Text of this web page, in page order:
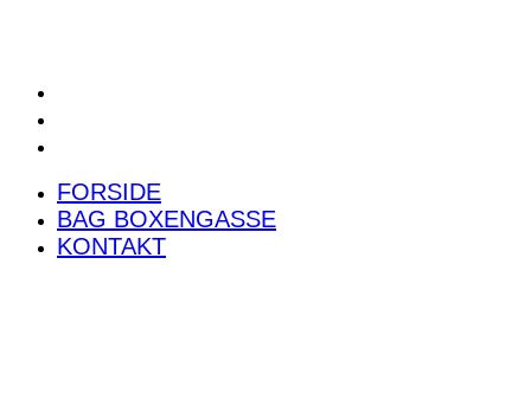
FORSIDE
BAG BOXENGASSE
KONTAKT